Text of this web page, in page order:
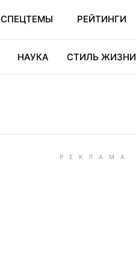
СПЕЦТЕМЫ РЕЙТИНГИ
НАУКА СТИЛЬ ЖИЗНИ